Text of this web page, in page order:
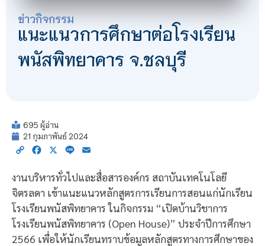
ข่าวกิจกรรม
แนะแนวการศึกษาต่อโรงเรียน
พนัสพิทยาคาร จ.ชลบุรี
695 ผู้อ่าน
21 กุมภาพันธ์ 2024
Copy Facebook
X Line
งานบริหารทั่วไปและสื่อสารองค์กร สถาบันเทคโนโลยี
จิตรลดา เข้าแนะแนวหลักสูตรการเรียนการสอนแก่นักเรียน
โรงเรียนพนัสพิทยาคาร ในกิจกรรม “เปิดบ้านวิชาการ
โรงเรียนพนัสพิทยาคาร (Open House)” ประจำปีการศึกษา
2566 เพื่อให้นักเรียนทราบข้อมูลหลักสูตรทางการศึกษาของ